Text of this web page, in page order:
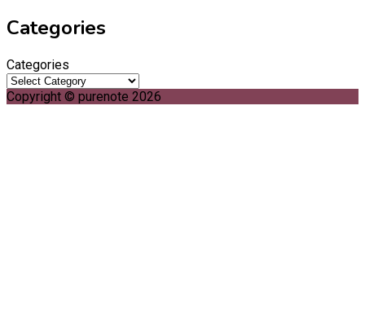
Categories
Categories
Copyright © purenote 2026